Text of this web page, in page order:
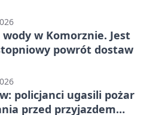
wody w Komorznie. Jest
powrót dostaw
policjanci ugasili pożar
przed przyjazdem